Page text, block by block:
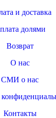
и доставка
долями
Возврат
О нас
СМИ о нас
Контакты